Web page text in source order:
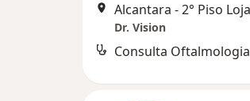
Dr. Vision
Consulta Oftalmologia